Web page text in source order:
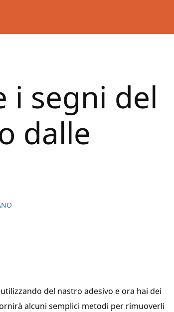
i segni del
dalle
del nastro adesivo e ora hai dei
alcuni semplici metodi per rimuoverli